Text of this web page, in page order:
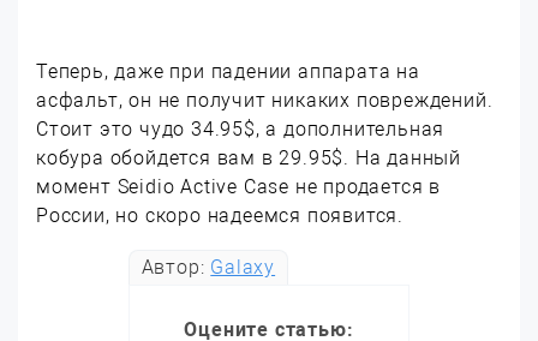
Теперь, даже при падении аппарата на
асфальт, он не получит никаких повреждений.
Стоит это чудо 34.95$, а дополнительная
кобура обойдется вам в 29.95$. На данный
момент Seidio Active Case не продается в
России, но скоро надеемся появится.
Автор: Galaxy
Оцените статью: